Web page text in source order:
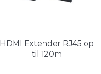
HDMI Extender RJ45 op
til 120m